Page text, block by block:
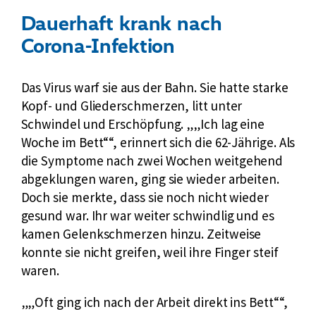
:
Dauerhaft krank nach
Corona-Infektion
Das Virus warf sie aus der Bahn. Sie hatte starke
Kopf- und Gliederschmerzen, litt unter
Schwindel und Erschöpfung.
„Ich lag eine
Woche im Bett“ , erinnert sich die 62-Jährige. Als
die Symptome nach zwei Wochen weitgehend
abgeklungen waren, ging sie wieder arbeiten.
Doch sie merkte, dass sie noch nicht wieder
gesund war. Ihr war weiter schwindlig und es
kamen Gelenkschmerzen hinzu. Zeitweise
konnte sie nicht greifen, weil ihre Finger steif
waren.
„Oft ging ich nach der Arbeit direkt ins Bett“ ,